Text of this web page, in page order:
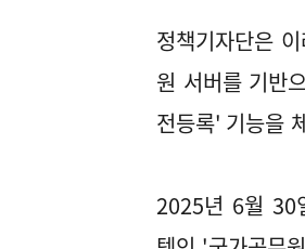
정책기자단은
원 서버를 기반
전등록' 기능을
2025년 6월 30